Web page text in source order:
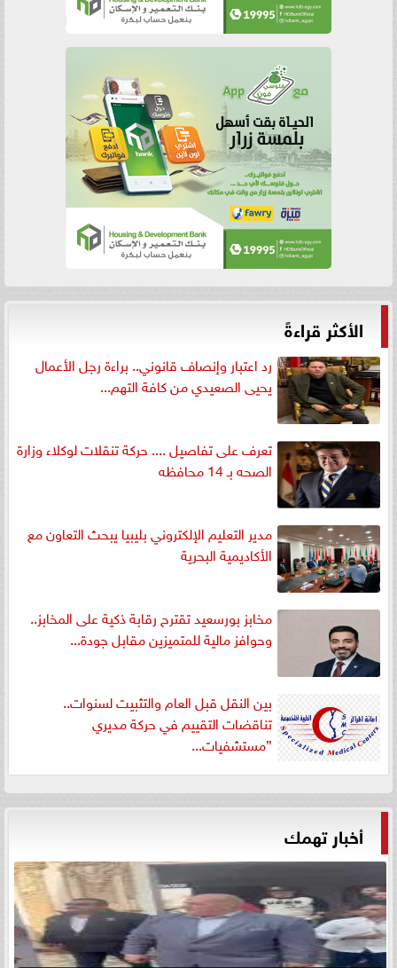
الأكثر قراءةً
رد اعتبار وإنصاف قانوني.. براءة رجل الأعمال
يحيى الصعيدي من كافة التهم...
تعرف على تفاصيل .... حركة تنقلات لوكلاء وزارة
الصحه بـ 14 محافظه
مدير التعليم الإلكتروني بليبيا يبحث التعاون مع
الأكاديمية البحرية
مخابز بورسعيد تقترح رقابة ذكية على المخابز..
وحوافز مالية للمتميزين مقابل جودة...
بين النقل قبل العام والتثبيت لسنوات..
تناقضات التقييم في حركة مديري
”مستشفيات...
أخبار تهمك